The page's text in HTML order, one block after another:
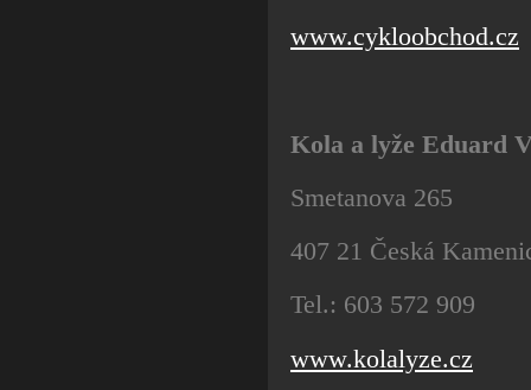
www.cykloobchod.cz
Kola a lyže Eduard
Smetanova 265
407 21 Česká
Tel.: 603 572 909
www.kolalyze.cz